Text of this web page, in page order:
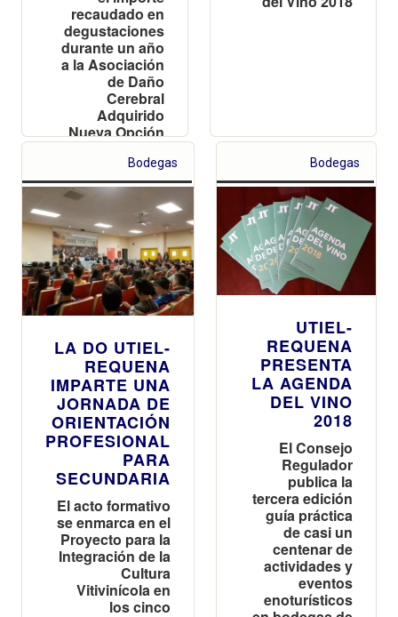
recaudado en
degustaciones
durante un año
a la Asociación
de Daño
Cerebral
Adquirido
Nueva Opción
Bodegas
LA DO UTIEL-
REQUENA
IMPARTE UNA
JORNADA DE
ORIENTACIÓN
PROFESIONAL
PARA
SECUNDARIA
El acto formativo
se enmarca en el
Proyecto para la
Integración de la
Cultura
Vitivinícola en
los cinco
Bodegas
UTIEL-
REQUENA
PRESENTA
LA AGENDA
DEL VINO
2018
El Consejo
Regulador
publica la
tercera edición
guía práctica
de casi un
centenar de
actividades y
eventos
enoturísticos